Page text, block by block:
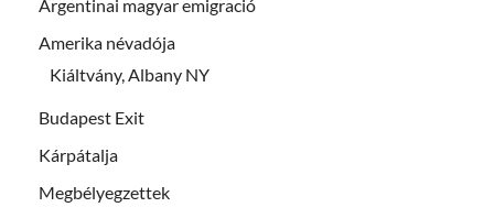
Argentinai magyar emigració
Amerika névadója
Kiáltvány, Albany NY
Budapest Exit
Kárpátalja
Megbélyegzettek